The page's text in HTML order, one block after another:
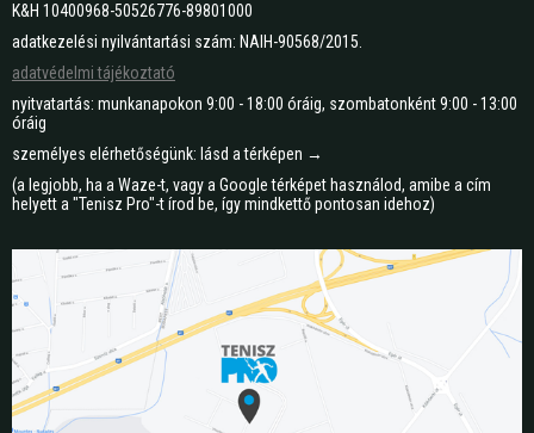
K&H 10400968-50526776-89801000
adatkezelési nyilvántartási szám: NAIH-90568/2015.
adatvédelmi tájékoztató
nyitvatartás: munkanapokon 9:00 - 18:00 óráig, szombatonként 9:00 - 13:00
óráig
személyes elérhetőségünk: lásd a térképen →
(a legjobb, ha a Waze-t, vagy a Google térképet használod, amibe a cím
helyett a "Tenisz Pro"-t írod be, így mindkettő pontosan idehoz)